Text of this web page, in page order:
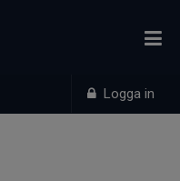
Logga in